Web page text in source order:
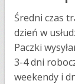
Średni czas
dzień w
Paczki
3-4 dni
weekendy i